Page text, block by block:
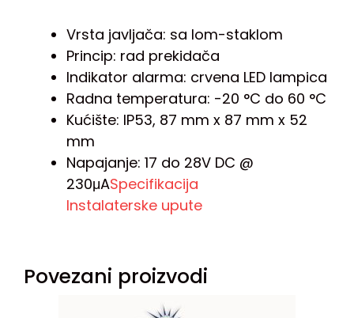
Vrsta javljača: sa lom-staklom
Princip: rad prekidača
Indikator alarma: crvena LED lampica
Radna temperatura: -20 °C do 60 °C
Kućište: IP53, 87 mm x 87 mm x 52
mm
Napajanje: 17 do 28V DC @
230μASpecifikacija
Instalaterske upute
Povezani proizvodi